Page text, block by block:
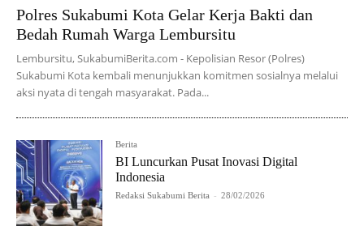
Polres Sukabumi Kota Gelar Kerja Bakti dan
Bedah Rumah Warga Lembursitu
Lembursitu, SukabumiBerita.com - Kepolisian Resor (Polres)
Sukabumi Kota kembali menunjukkan komitmen sosialnya melalui
aksi nyata di tengah masyarakat. Pada...
Berita
BI Luncurkan Pusat Inovasi Digital
Indonesia
Redaksi Sukabumi Berita - 28/02/2026